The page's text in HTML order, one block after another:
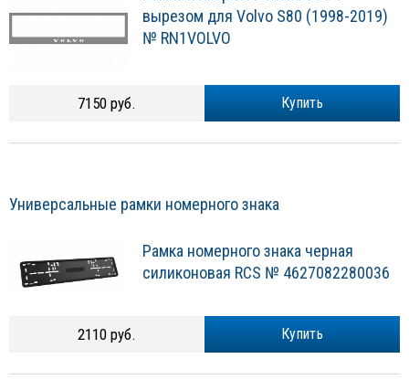
вырезом для Volvo S80 (1998-2019)
№ RN1VOLVO
Купить
7150 руб.
Универсальные рамки номерного знака
Рамка номерного знака черная
силиконовая RCS № 4627082280036
Купить
2110 руб.